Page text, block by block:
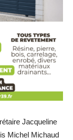
Jacqueline
Michel Michaud